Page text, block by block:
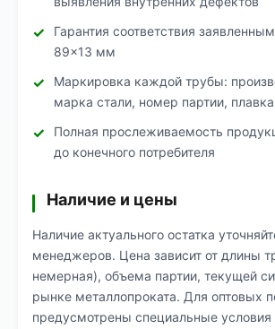
Гарантия соответствия
89×13 мм
Маркировка каждой трубы:
марка стали, номер партии, плавка
Полная прослеживаемость
до конечного потребителя
Наличие и цены
Наличие актуального остатка
менеджеров. Цена зависит от длины
немерная), объема партии, текущей
рынке металлопроката. Для оптовых
предусмотрены специальные условия